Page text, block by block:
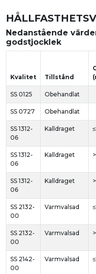
Nedanstående
godstjocklek
Kvalitet Tillstånd
SS 0125 Obehandlat
SS 0727 Obehandlat
SS 1312-
06
Kalldraget
SS 1312-
06
Kalldraget
SS 1312-
06
Kalldraget
SS 2132-
00
Varmvalsad
SS 2132-
00
Varmvalsad
SS 2142-
00
Varmvalsad